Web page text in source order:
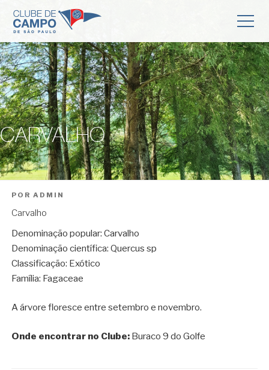
CARVALHO
POR ADMIN
Carvalho
Denominação popular: Carvalho
Denominação científica: Quercus sp
Classificação: Exótico
Família: Fagaceae
A árvore floresce entre setembro e novembro.
Onde encontrar no Clube:Buraco 9 do Golfe